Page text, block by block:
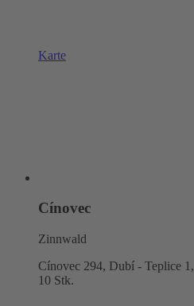
Karte
Cínovec
Zinnwald
Cínovec 294, Dubí - Teplice 1,
10 Stk.